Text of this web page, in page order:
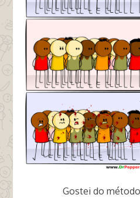
Gostei do